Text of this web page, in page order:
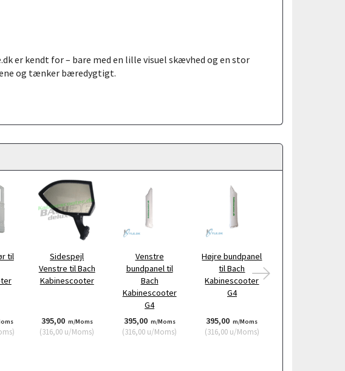
er kendt for – bare med en lille visuel skævhed og en stor
og tænker bæredygtigt.
til
)
Sidespejl
Venstre til Bach
Kabinescooter
395,00 m/Moms
(316,00 u/Moms)
Venstre
bundpanel til
Bach
Kabinescooter
G4
395,00 m/Moms
(316,00 u/Moms)
Højre bundpanel
til Bach
Kabinescooter
G4
395,00 m/Moms
(316,00u/Moms)